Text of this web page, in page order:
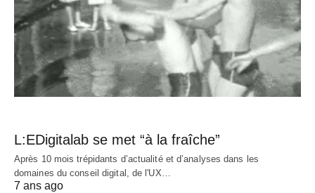
L:EDigitalab se met “à la fraîche”
Après 10 mois trépidants d’actualité et d’analyses dans les
domaines du conseil digital, de l'UX…
7 ans ago